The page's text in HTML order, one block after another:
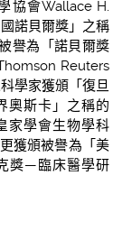
協會Wallace H.
諾貝爾獎」之稱
譽為「諾貝爾獎
Reuters
學家獲頒「復旦
奧斯卡」之稱的
家學會生物學科
獲頒被譽為「美
獎—臨床醫學研